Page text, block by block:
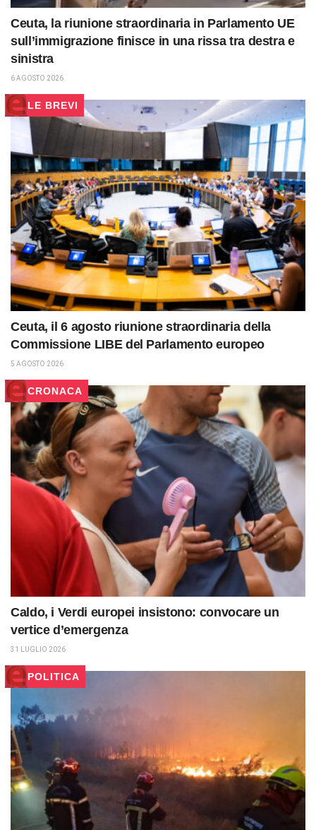
Ceuta, la riunione straordinaria in Parlamento UE
sull’immigrazione finisce in una rissa tra destra e
sinistra
6 AGOSTO 2026
LE BREVI
Ceuta, il 6 agosto riunione straordinaria della
Commissione LIBE del Parlamento europeo
5 AGOSTO 2026
CRONACA
Caldo, i Verdi europei insistono: convocare un
vertice d’emergenza
31 LUGLIO 2026
POLITICA